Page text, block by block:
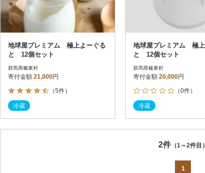
メルペイ
コンビニ支払い
ソフトバンクまとめて支払い
d払い
金融機関(Pay-easy決済)
結果を見
地球屋プレミアム 極上よーぐる
と 12個セット
群馬県榛東村
寄付金額 21,000円
（5件）
冷蔵
地球屋プレミアム 極
と 12個セット
群馬県榛東村
寄付金額 20,000円
（0件）
冷蔵
2件（1～2件目）
1